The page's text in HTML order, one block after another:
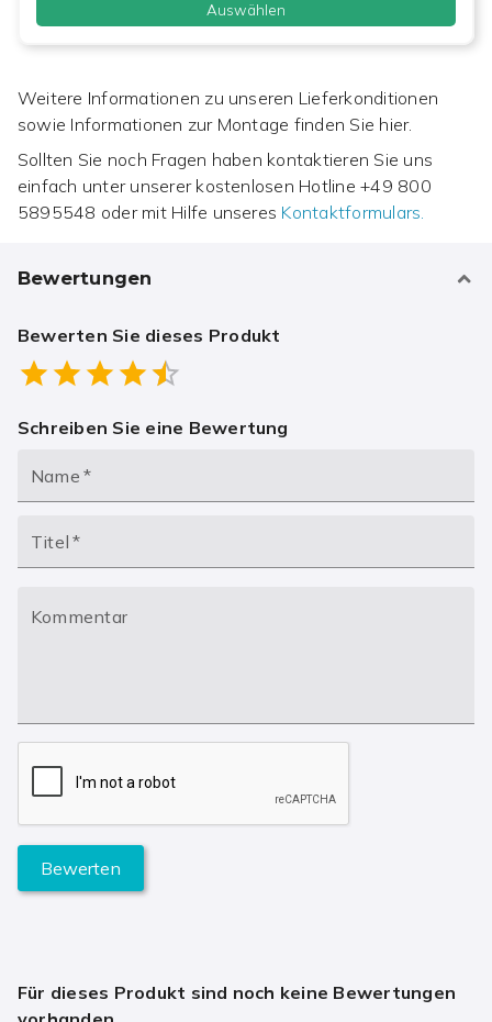
Auswählen
Weitere Informationen zu unseren Lieferkonditionen
sowie Informationen zur Montage finden Sie hier.
Sollten Sie noch Fragen haben kontaktieren Sie uns
einfach unter unserer kostenlosen Hotline+49 800
5895548 oder mit Hilfe unseres Kontaktformulars.
Bewertungen
Bewerten Sie dieses Produkt
0.5 Stars
1 Star1.5 Stars
2 Stars
2.5 Stars
3 Stars
3.5 Stars
4 Stars4.5 Stars
5 Stars
Schreiben Sie eine Bewertung
Name *
Titel *
Kommentar
Bewerten
Für dieses Produkt sind noch keine Bewertungen